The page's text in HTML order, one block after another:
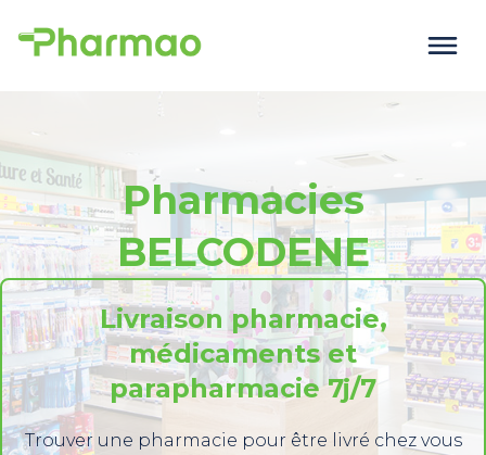
Pharmacies
BELCODENE
Livraison pharmacie,
médicaments et
parapharmacie 7j/7
Trouver une pharmacie pour être livré chez vous